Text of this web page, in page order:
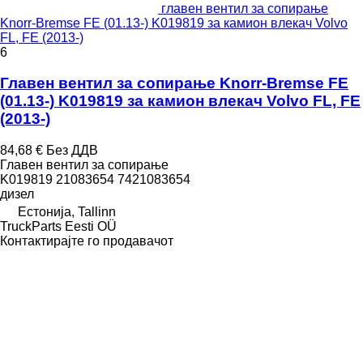
главен вентил за сопирање
Knorr-Bremse FE (01.13-) K019819 за камион влекач Volvo
FL, FE (2013-)
6
Главен вентил за сопирање Knorr-Bremse FE
(01.13-) K019819 за камион влекач Volvo FL, FE
(2013-)
84,68 € Без ДДВ
Главен вентил за сопирање
K019819 21083654 7421083654
дизел
Естонија, Tallinn
TruckParts Eesti OÜ
Контактирајте го продавачот